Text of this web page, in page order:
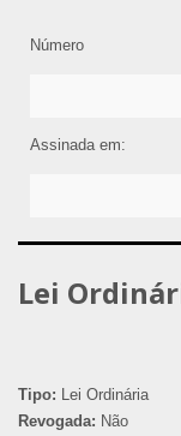
Número
Assinada em:
Lei
Tipo: Lei Ordinária
Revogada: Não